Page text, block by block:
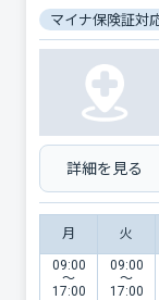
マイナ保険証対
詳細を見る
月 火
09:00
〜
17:00
09:00
〜
17:00